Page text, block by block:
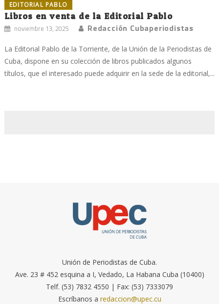
EDITORIAL PABLO
Libros en venta de la Editorial Pablo
noviembre 13, 2025 Redacción Cubaperiodistas
La Editorial Pablo de la Torriente, de la Unión de la Periodistas de
Cuba, dispone en su colección de libros publicados algunos
títulos, que el interesado puede adquirir en la sede de la editorial,...
Unión de Periodistas de Cuba.
Ave. 23 # 452 esquina a I, Vedado, La Habana Cuba (10400)
Telf. (53) 7832 4550 | Fax: (53) 7333079
Escríbanos a redaccion@upec.cu